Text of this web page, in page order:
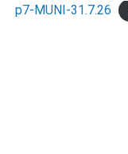
p7-MUNI-31.7.26